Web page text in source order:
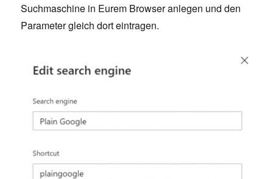
Suchmaschine in Eurem Browser anlegen und den
Parameter gleich dort eintragen.